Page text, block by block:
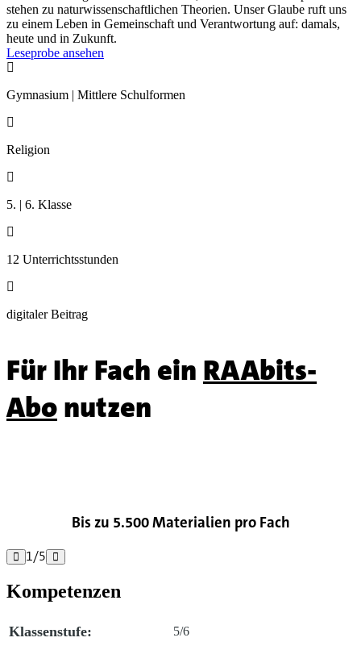
stehen zu naturwissenschaftlichen Theorien. Unser Glaube ruft uns
zu einem Leben in Gemeinschaft und Verantwortung auf: damals,
heute und in Zukunft.
Leseprobe ansehen

Gymnasium | Mittlere Schulformen

Religion

5. | 6. Klasse

12 Unterrichtsstunden

digitaler Beitrag
Für Ihr Fach ein RAAbits-
Abonutzen
Bis zu 5.500 Materialien pro Fach
 1/5 
Kompetenzen
Klassenstufe: 5/6